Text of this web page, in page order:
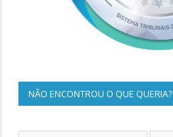
NÃO ENCONTROU O QUE QUERIA?